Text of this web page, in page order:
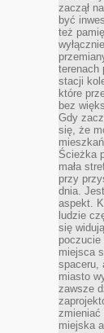
zaczął
być
też
terenach
stacji
które
bez
Gdy
się, że
Ścieżka
mała
przy
dnia.
aspekt.
ludzie
się
miejsca
spaceru,
miasto
zawsze
zmieniać
miejska